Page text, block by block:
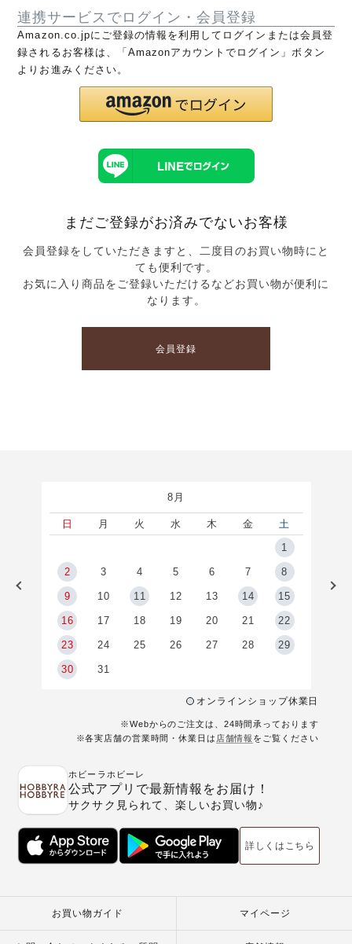
連携サービスでログイン・会員登録
Amazon.co.jpにご登録の情報を利用してログインまたは会員登
録されるお客様は、「Amazonアカウントでログイン」ボタン
よりお進みください。
まだご登録がお済みでないお客様
会員登録をしていただきますと、二度目のお買い物時にと
ても便利です。
お気に入り商品をご登録いただけるなどお買い物が便利に
なります。
会員登録
8月
日 月 火 水 木 金
土
1
2 3 4 5 6 7 8
9 10 11 12 13 14 15
16 17 18 19 20 21 22
23 24 25 26 27 28 29
30 31
オンラインショップ休業日
※Webからのご注文は、24時間承っております
※各実店舗の営業時間・休業日は 店舗情報 をご覧ください
ホビーラホビーレ
公式アプリで最新情報をお届け！
サクサク見られて、楽しいお買い物♪
詳しくはこちら
お買い物ガイド マイページ